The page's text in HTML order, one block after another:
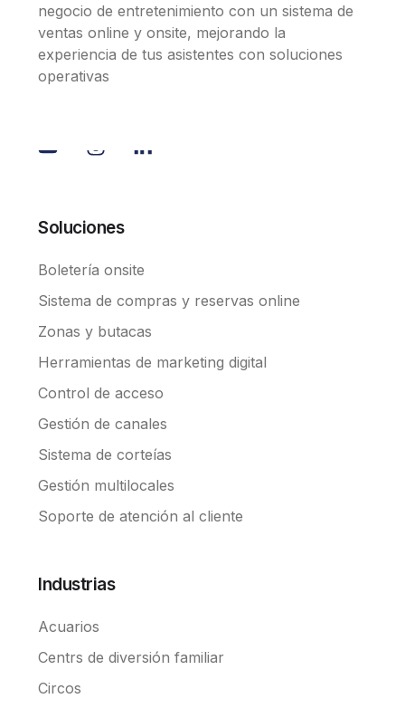
negocio de entretenimiento con un sistema de
ventas online y onsite, mejorando la
experiencia de tus asistentes con soluciones
operativas
Soluciones
Boletería onsite
Sistema de compras y reservas online
Zonas y butacas
Herramientas de marketing digital
Control de acceso
Gestión de canales
Sistema de corteías
Gestión multilocales
Soporte de atención al cliente
Industrias
Acuarios
Centrs de diversión familiar
Circos